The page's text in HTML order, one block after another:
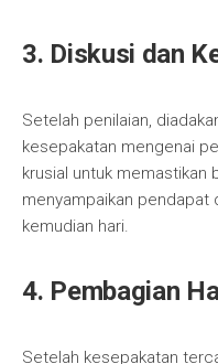
3. Diskusi dan
Setelah penilaian,
kesepakatan mengenai
krusial untuk memastikan
menyampaikan pendapat
kemudian hari.
4. Pembagian
Setelah kesepakatan